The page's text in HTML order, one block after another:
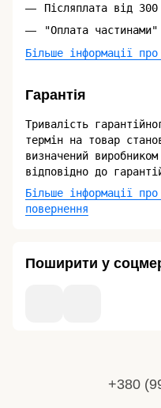
Післяплата від
"Оплата
Більше інформації
Гарантія
Тривалість
термін на товар
визначений
відповідно до
Більше інформації
повернення
Поширити у
+380